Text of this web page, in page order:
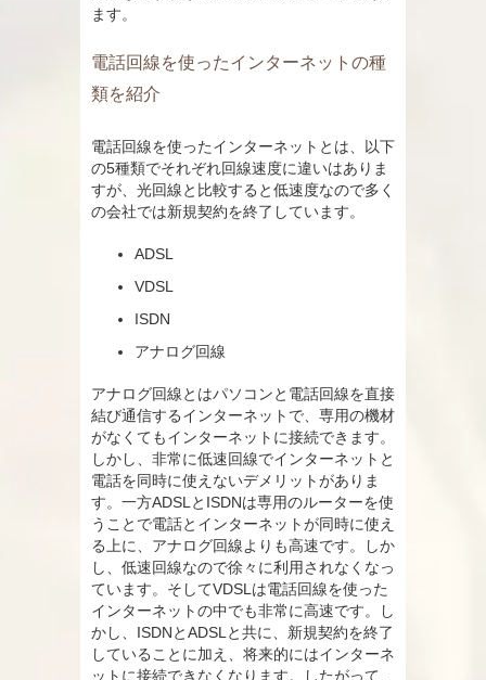
ます。
電話回線を使ったインターネットの種
類を紹介
電話回線を使ったインターネットとは、以下
の5種類でそれぞれ回線速度に違いはありま
すが、光回線と比較すると低速度なので多く
の会社では新規契約を終了しています。
ADSL
VDSL
ISDN
アナログ回線
アナログ回線とはパソコンと電話回線を直接
結び通信するインターネットで、専用の機材
がなくてもインターネットに接続できます。
しかし、非常に低速回線でインターネットと
電話を同時に使えないデメリットがありま
す。一方ADSLとISDNは専用のルーターを使
うことで電話とインターネットが同時に使え
る上に、アナログ回線よりも高速です。しか
し、低速回線なので徐々に利用されなくなっ
ています。そしてVDSLは電話回線を使った
インターネットの中でも非常に高速です。し
かし、ISDNとADSLと共に、新規契約を終了
していることに加え、将来的にはインターネ
ットに接続できなくなります。したがって、